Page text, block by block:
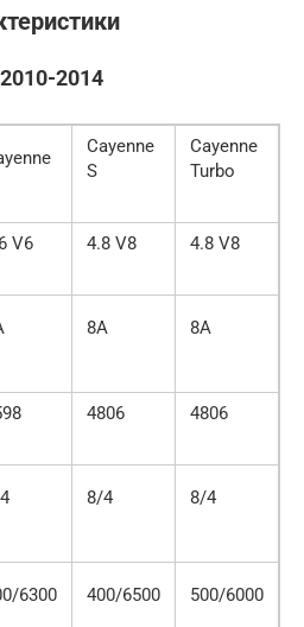
2014
Cayenne
S
Cayenne
Turbo
V6 4.8 V8 4.8 V8
8A 8A
4806 4806
8/4 8/4
6300 400/6500 500/6000